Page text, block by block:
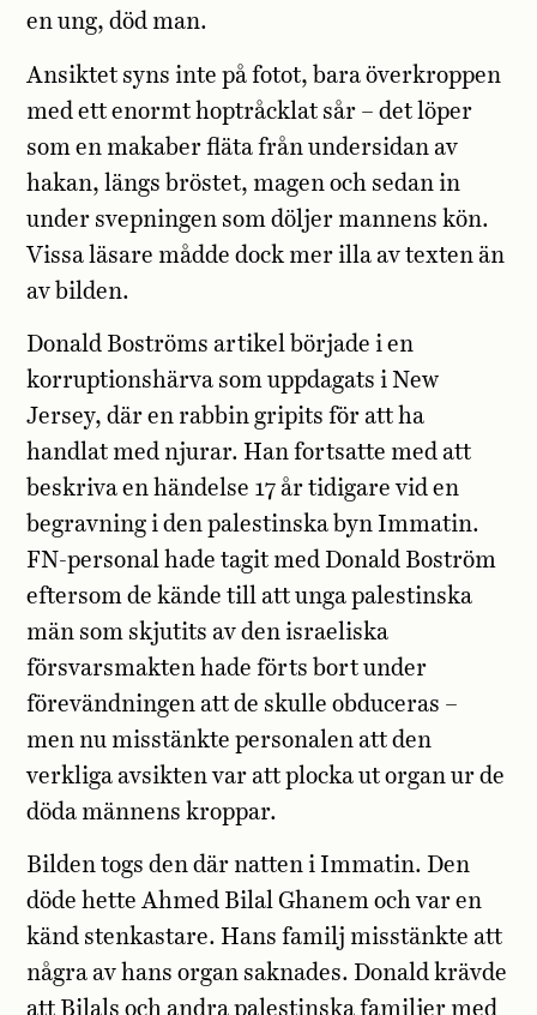
en ung, död man.
Ansiktet syns inte på fotot, bara överkroppen
med ett enormt hoptråcklat sår – det löper
som en makaber fläta från undersidan av
hakan, längs bröstet, magen och sedan in
under svepningen som döljer mannens kön.
Vissa läsare mådde dock mer illa av texten än
av bilden.
Donald Boströms artikel började i en
korruptionshärva som uppdagats i New
Jersey, där en rabbin gripits för att ha
handlat med njurar. Han fortsatte med att
beskriva en händelse 17 år tidigare vid en
begravning i den palestinska byn Immatin.
FN-personal hade tagit med Donald Boström
eftersom de kände till att unga palestinska
män som skjutits av den israeliska
försvarsmakten hade förts bort under
förevändningen att de skulle obduceras –
men nu misstänkte personalen att den
verkliga avsikten var att plocka ut organ ur de
döda männens kroppar.
Bilden togs den där natten i Immatin. Den
döde hette Ahmed Bilal Ghanem och var en
känd stenkastare. Hans familj misstänkte att
några av hans organ saknades. Donald krävde
att Bilals och andra palestinska familjer med